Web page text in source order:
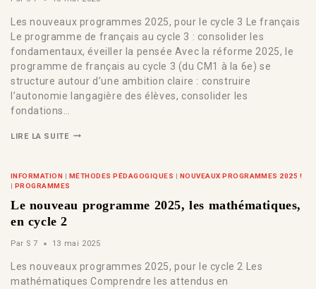
Les nouveaux programmes 2025, pour le cycle 3 Le français
Le programme de français au cycle 3 : consolider les
fondamentaux, éveiller la pensée Avec la réforme 2025, le
programme de français au cycle 3 (du CM1 à la 6e) se
structure autour d’une ambition claire : construire
l’autonomie langagière des élèves, consolider les
fondations…
LIRE LA SUITE
INFORMATION | MÉTHODES PÉDAGOGIQUES | NOUVEAUX PROGRAMMES 2025 !
| PROGRAMMES
Le nouveau programme 2025, les mathématiques,
en cycle 2
Par S 7 13 mai 2025
Les nouveaux programmes 2025, pour le cycle 2 Les
mathématiques Comprendre les attendus en